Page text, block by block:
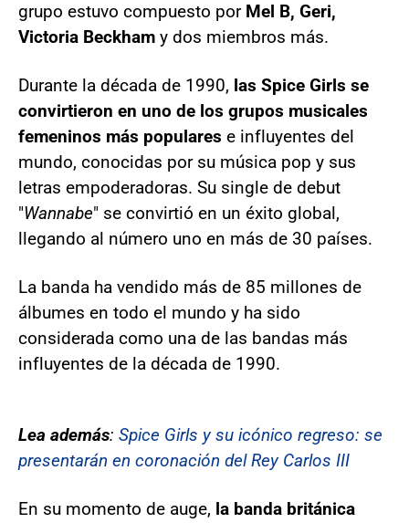
grupo estuvo compuesto por Mel B, Geri,
Victoria Beckham y dos miembros más.
Durante la década de 1990, las Spice Girls se
convirtieron en uno de los grupos musicales
femeninos más populares e influyentes del
mundo, conocidas por su música pop y sus
letras empoderadoras. Su single de debut
"Wannabe" se convirtió en un éxito global,
llegando al número uno en más de 30 países.
La banda ha vendido más de 85 millones de
álbumes en todo el mundo y ha sido
considerada como una de las bandas más
influyentes de la década de 1990.
Lea además: Spice Girls y su icónico regreso: se
presentarán en coronación del Rey Carlos III
En su momento de auge, la banda británica